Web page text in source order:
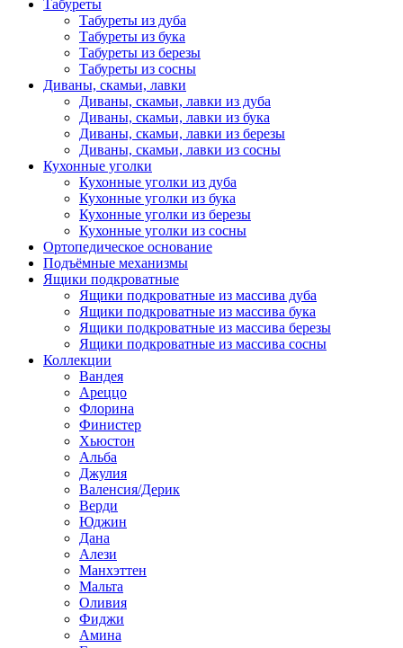
Табуреты
Табуреты из дуба
Табуреты из бука
Табуреты из березы
Табуреты из сосны
Диваны, скамьи, лавки
Диваны, скамьи, лавки из дуба
Диваны, скамьи, лавки из бука
Диваны, скамьи, лавки из березы
Диваны, скамьи, лавки из сосны
Кухонные уголки
Кухонные уголки из дуба
Кухонные уголки из бука
Кухонные уголки из березы
Кухонные уголки из сосны
Ортопедическое основание
Подъёмные механизмы
Ящики подкроватные
Ящики подкроватные из массива дуба
Ящики подкроватные из массива бука
Ящики подкроватные из массива березы
Ящики подкроватные из массива сосны
Коллекции
Вандея
Ареццо
Флорина
Финистер
Хьюстон
Альба
Джулия
Валенсия/Дерик
Верди
Юджин
Дана
Алези
Манхэттен
Мальта
Оливия
Фиджи
Амина